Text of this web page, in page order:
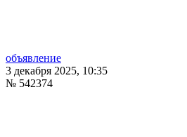
объявление
3 декабря 2025, 10:35
№ 542374